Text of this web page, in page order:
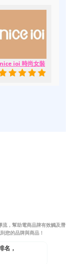
ioi 時尚女裝
，幫助電商品牌有效觸及潛
您的品牌與商品！
名，